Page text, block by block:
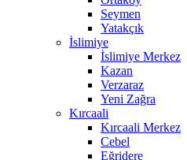
Seymen
Yatakçık
İslimiye
İslimiye Merkez
Kazan
Verzaraz
Yeni Zağra
Kırcaali
Kırcaali Merkez
Cebel
Eğridere